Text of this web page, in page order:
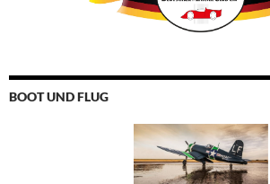
BOOT UND FLUG